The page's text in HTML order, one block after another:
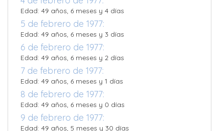
Edad: 49 años, 6 meses y 4 días
5 de febrero de 1977:
Edad: 49 años, 6 meses y 3 días
6 de febrero de 1977:
Edad: 49 años, 6 meses y 2 días
7 de febrero de 1977:
Edad: 49 años, 6 meses y 1 días
8 de febrero de 1977:
Edad: 49 años, 6 meses y 0 días
9 de febrero de 1977:
Edad: 49 años, 5 meses y 30 días